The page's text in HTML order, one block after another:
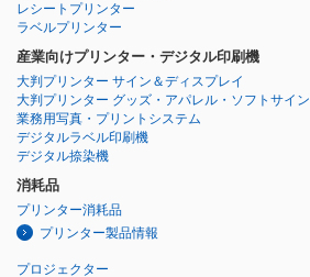
レシートプリンター
ラベルプリンター
産業向けプリンター・デジタル印刷機
大判プリンター サイン＆ディスプレイ
大判プリンター グッズ・アパレル・ソフトサイン
業務用写真・プリントシステム
デジタルラベル印刷機
デジタル捺染機
消耗品
プリンター消耗品
プリンター製品情報
プロジェクター